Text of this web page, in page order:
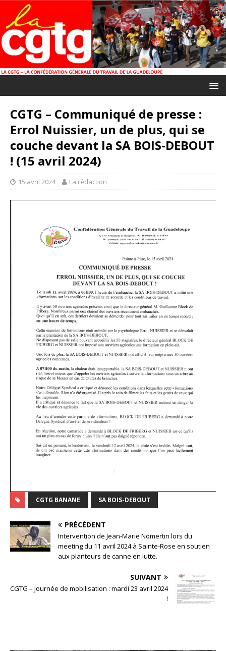
CGTG – Communiqué de presse :
Errol Nuissier, un de plus, qui se
couche devant la SA BOIS-DEBOUT
! (15 avril 2024)
15 avril 2024 La rédaction
CGTG BANANE SA BOIS-DEBOUT
PRÉCÉDENT
Intervention de Jean-Marie Nomertin lors du
meeting du 11 avril 2024 à Sainte-Rose en soutien
aux planteurs de canne en lutte.
SUIVANT
CGTG – Journée de mobilisation : mardi 23 avril 2024
!